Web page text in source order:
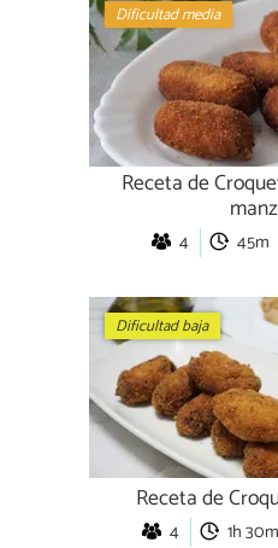
Dificultad media
Receta de
4 45m
Dificultad baja
Receta de
4 1h 30m